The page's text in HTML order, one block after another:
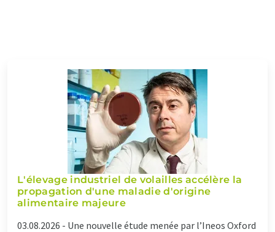
L'élevage industriel de volailles accélère la
propagation d'une maladie d'origine
alimentaire majeure
03.08.2026 - Une nouvelle étude menée par l’Ineos Oxford